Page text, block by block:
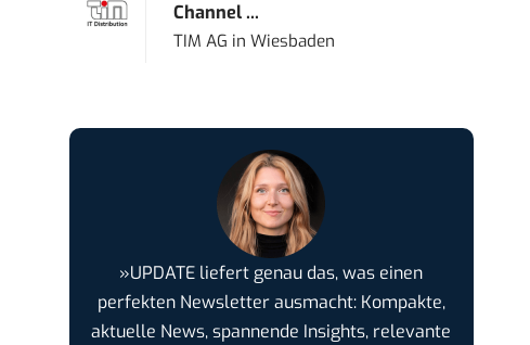
Channel ...
TIM AG inWiesbaden
»UPDATE liefert genau das, was einen
perfekten Newsletter ausmacht: Kompakte,
aktuelle News, spannende Insights, relevante